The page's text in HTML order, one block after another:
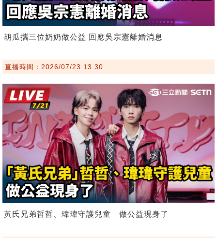
胡瓜攜三位奶奶做公益 回應吳宗憲離婚消息
直播時間：2026/07/23 13:30
黃氏兄弟哲哲、瑋瑋守護兒童 做公益現身了